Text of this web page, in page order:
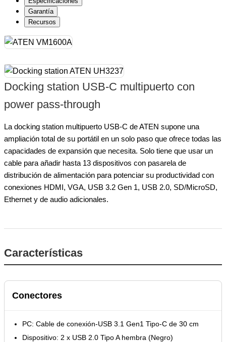
Garantía
Recursos
Docking station USB-C multipuerto con
power pass-through
La docking station multipuerto USB-C de ATEN supone una
ampliación total de su portátil en un solo paso que ofrece todas las
capacidades de expansión que necesita. Solo tiene que usar un
cable para añadir hasta 13 dispositivos con pasarela de
distribución de alimentación para potenciar su productividad con
conexiones HDMI, VGA, USB 3.2 Gen 1, USB 2.0, SD/MicroSD,
Ethernet y de audio adicionales.
Características
Conectores
PC: Cable de conexión-USB 3.1 Gen1 Tipo-C de 30 cm
Dispositivo: 2 x USB 2.0 Tipo A hembra (Negro)